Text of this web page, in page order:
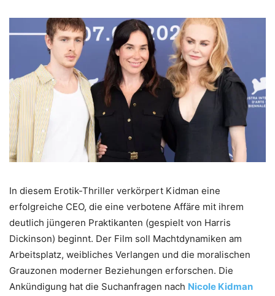
In diesem Erotik-Thriller verkörpert Kidman eine
erfolgreiche CEO, die eine verbotene Affäre mit ihrem
deutlich jüngeren Praktikanten (gespielt von Harris
Dickinson) beginnt. Der Film soll Machtdynamiken am
Arbeitsplatz, weibliches Verlangen und die moralischen
Grauzonen moderner Beziehungen erforschen. Die
Ankündigung hat die Suchanfragen nach Nicole Kidman